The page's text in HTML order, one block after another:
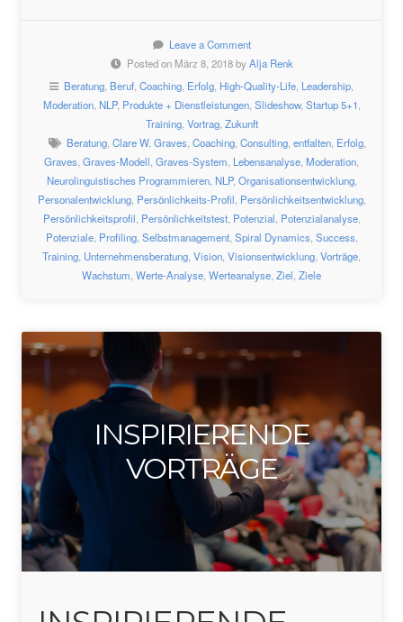
Leave a Comment
Posted on März 8, 2018 byAlja Renk
Beratung Beruf Coaching Erfolg High-Quality-Life Leadership
Moderation, NLP, Produkte + Dienstleistungen, Slideshow, Startup 5+1
Training, Vortrag, Zukunft
Beratung, Clare W. Graves, Coaching, Consulting, entfalten, Erfolg,
Graves Graves-Modell Graves-System Lebensanalyse Moderation
Neurolinguistisches Programmieren, NLP, Organisationsentwicklung,
Personalentwicklung, Persönlichkeits-Profil Persönlichkeitsentwicklung,
Persönlichkeitsprofil Persönlichkeitstest, Potenzial Potenzialanalyse,
Potenziale, Profiling, Selbstmanagement, Spiral Dynamics, Success,
Training Unternehmensberatung Vision Visionsentwicklung Vorträge
Wachstum Werte-Analyse Werteanalyse Ziel Ziele
INSPIRIERENDE
VORTRÄGE